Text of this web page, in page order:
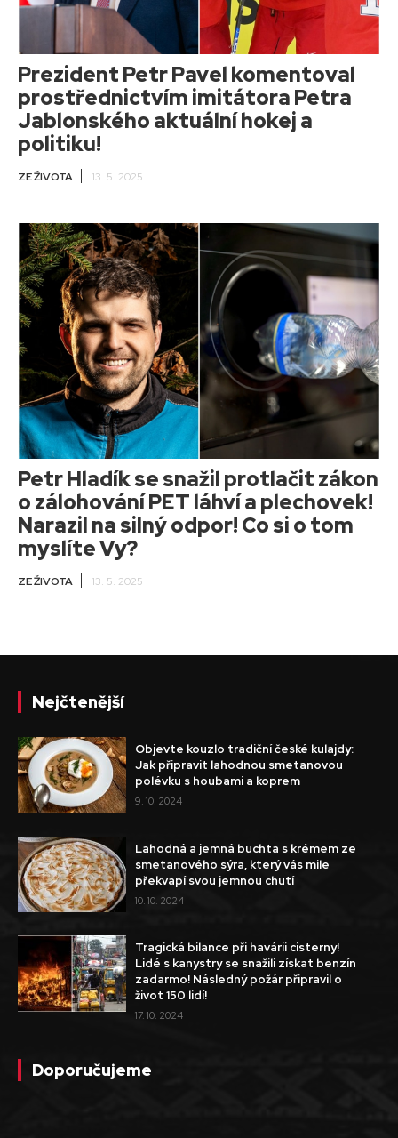
Prezident Petr Pavel komentoval
prostřednictvím imitátora Petra
Jablonského aktuální hokej a
politiku!
ZE ŽIVOTA 13. 5. 2025
Petr Hladík se snažil protlačit zákon
o zálohování PET láhví a plechovek!
Narazil na silný odpor! Co si o tom
myslíte Vy?
ZE ŽIVOTA 13. 5. 2025
Nejčtenější
Objevte kouzlo tradiční české kulajdy:
Jak připravit lahodnou smetanovou
polévku s houbami a koprem
9. 10. 2024
Lahodná a jemná buchta s krémem ze
smetanového sýra, který vás mile
překvapí svou jemnou chutí
10. 10. 2024
Tragická bilance při havárii cisterny!
Lidé s kanystry se snažili získat benzín
zadarmo! Následný požár připravil o
život 150 lidí!
17. 10. 2024
Doporučujeme